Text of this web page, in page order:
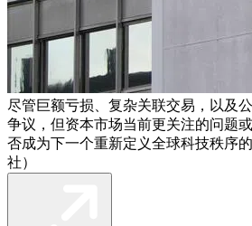
尽管巨额亏损、复杂关联交易，以及
争议，但资本市场当前更关注的问题
否成为下一个重新定义全球科技秩序
社）